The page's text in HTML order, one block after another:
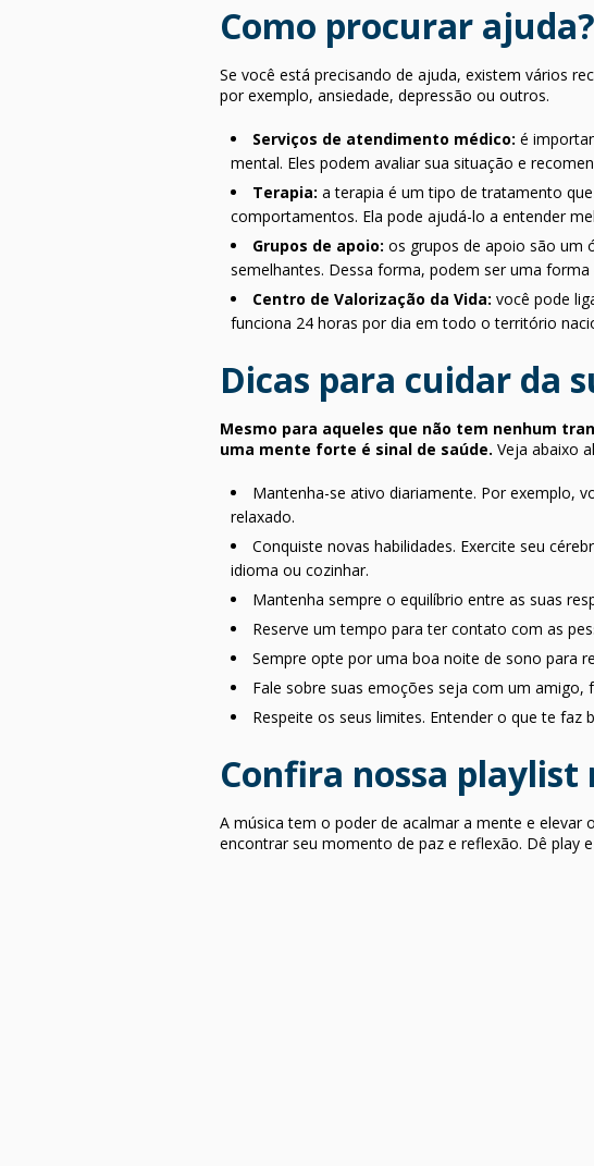
Como procurar ajuda?
Se você está precisando de ajuda, existem vários
por exemplo, ansiedade, depressão ou outros.
Serviços de atendimento médico: é
mental. Eles podem avaliar sua situação e
Terapia: a terapia é um tipo de tratamento
comportamentos. Ela pode ajudá-lo a entender
Grupos de apoio: os grupos de apoio são um
semelhantes. Dessa forma, podem ser uma
Centro de Valorização da Vida: você pode
funciona 24 horas por dia em todo o território
Dicas para cuidar da
Mesmo para aqueles que não tem nenhum
uma mente forte é sinal de saúde. Veja abaixo
Mantenha-se ativo diariamente. Por exemplo,
relaxado.
Conquiste novas habilidades. Exercite seu
idioma ou cozinhar.
Mantenha sempre o equilíbrio entre as suas
Reserve um tempo para ter contato com as
Sempre opte por uma boa noite de sono para
Fale sobre suas emoções seja com um amigo,
Respeite os seus limites. Entender o que te
Confira nossa playlist
A música tem o poder de acalmar a mente e elevar
encontrar seu momento de paz e reflexão. Dê play